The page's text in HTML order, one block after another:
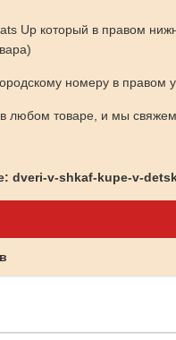
Up который в правом
номеру в правом
в любом товаре, и мы
dveri-v-shkaf-kupe-v-